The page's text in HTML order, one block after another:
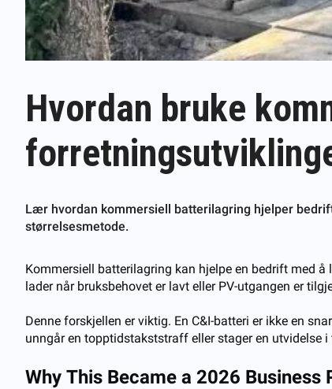
Hvordan bruke
Lær hvordan kommersiell batterilagring hjelper
størrelsesmetode.
Kommersiell batterilagring kan hjelpe en bedrift med
lader når bruksbehovet er lavt eller PV-utgangen er
Denne forskjellen er viktig. En C&I-batteri er ikke en
unngår en topptidstakststraff eller stager en utvidelse i
Why This Became a 2026 Business